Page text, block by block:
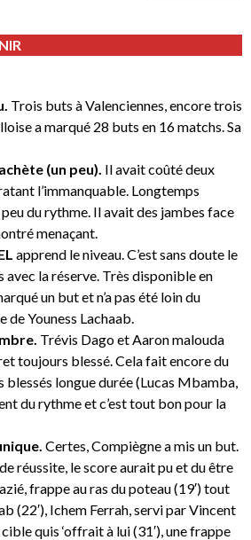
Trois buts à Valenciennes, encore trois
a marqué 28 buts en 16 matchs. Sa
(un peu). Il avait coûté deux
l’immanquable. Longtemps
du rythme. Il avait des jambes face
menaçant.
apprend le niveau. C’est sans doute le
avec la réserve. Très disponible en
un but et n’a pas été loin du
de Youness Lachaab.
Trévis Dago et Aaron malouda
toujours blessé. Cela fait encore du
blessés longue durée (Lucas Mbamba,
du rythme et c’est tout bon pour la
Certes, Compiègne a mis un but.
réussite, le score aurait pu et du être
frappe au ras du poteau (19′) tout
(22′), Ichem Ferrah, servi par Vincent
quis ‘offrait à lui (31′), une frappe